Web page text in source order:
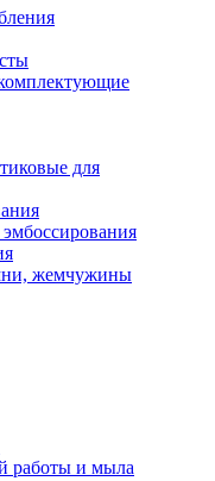
для
жемчужины
работы и мыла